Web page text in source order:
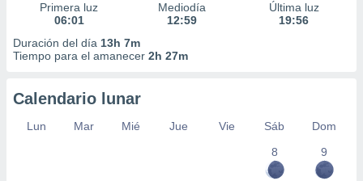
Primera luz
06:01
Mediodía
12:59
Última luz
19:56
Duración del día 13h 7m
Tiempo para el amanecer 2h 27m
Calendario lunar
Lun Mar Mié Jue Vie Sáb
Dom
8
9